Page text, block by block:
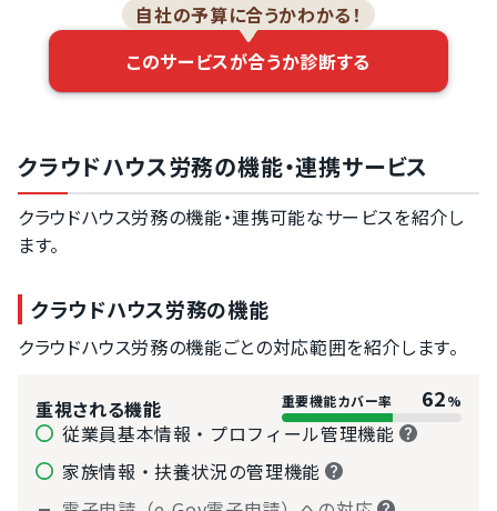
マイナンバーの
保管機能
全国健康保険協
会（協会けん
ぽ）書式の帳票
合の帳票作成
従業員情報の入
力進捗管理機能
自社の予算に合うかわかる！
このサービスが合うか診断する
クラウドハウス労務の機能・連携サービス
クラウドハウス労務の機能・連携可能なサービスを紹介し
ます。
クラウドハウス労務の機能
クラウドハウス労務の機能ごとの対応範囲を紹介します。
重視される機能 重要機能カバー率 62%
従業員基本情報・プロフィール管理機能
家族情報・扶養状況の管理機能